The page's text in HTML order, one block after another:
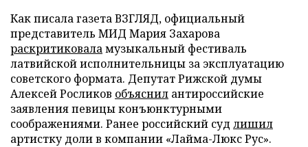
Как писала газета ВЗГЛЯД, официальный
представитель МИД Мария Захарова
раскритиковаламузыкальный фестиваль
латвийской исполнительницы за эксплуатацию
советского формата. Депутат Рижской думы
Алексей Росликов объяснил антироссийские
заявления певицы конъюнктурными
соображениями. Ранее российский суд лишил
артистку доли в компании «Лайма-Люкс Рус».